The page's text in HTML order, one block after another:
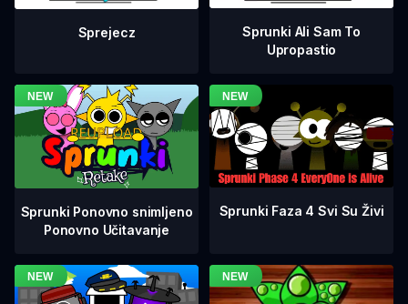
Sprejecz
Sprunki Ali Sam To
Upropastio
Sprunki Ponovno snimljeno
Ponovno Učitavanje
Sprunki Faza 4 Svi Su Živi